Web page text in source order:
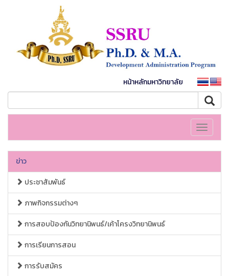
หน้าหลักมหาวิทยาลัย
Toggle
ข่าว
ประชาสัมพันธ์
ภาพกิจกรรมต่างๆ
การสอบป้องกันวิทยานิพนธ์/เค้าโครงวิทยานิพนธ์
การเรียนการสอน
การรับสมัคร